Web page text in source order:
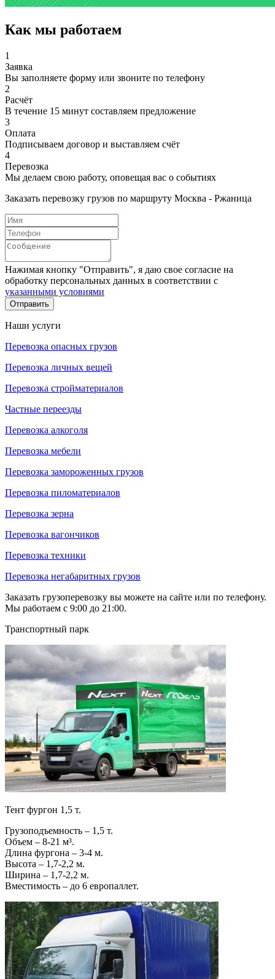
Как мы работаем
1
Заявка
Вы заполняете форму или звоните по телефону
2
Расчёт
В течение 15 минут составляем предложение
3
Оплата
Подписываем договор и выставляем счёт
4
Перевозка
Мы делаем свою работу, оповещая вас о событиях
Заказать перевозку грузов по маршруту Москва - Ржаница
Нажимая кнопку "Отправить", я даю свое согласие на
обработку персональных данных в соответствии с
указанными условиями
Отправить
Наши услуги
Перевозка опасных грузов
Перевозка личных вещей
Перевозка стройматериалов
Частные переезды
Перевозка алкоголя
Перевозка мебели
Перевозка замороженных грузов
Перевозка пиломатериалов
Перевозка зерна
Перевозка вагончиков
Перевозка техники
Перевозка негабаритных грузов
Заказать грузоперевозку вы можете на сайте или по телефону.
Мы работаем с 9:00 до 21:00.
Транспортный парк
Тент фургон 1,5 т.
Грузоподъемность – 1,5 т.
Объем – 8-21 м³.
Длина фургона – 3-4 м.
Высота – 1,7-2,2 м.
Ширина – 1,7-2,2 м.
Вместимость – до 6 европаллет.